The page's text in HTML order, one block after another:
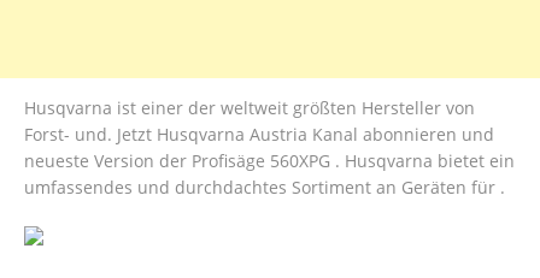
Husqvarna ist einer der weltweit größten Hersteller von
Forst- und. Jetzt Husqvarna Austria Kanal abonnieren und
neueste Version der Profisäge 560XPG . Husqvarna bietet ein
umfassendes und durchdachtes Sortiment an Geräten für .